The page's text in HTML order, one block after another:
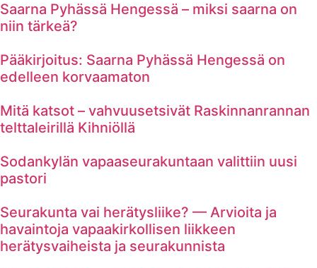
Saarna Pyhässä Hengessä – miksi saarna on
niin tärkeä?
Pääkirjoitus: Saarna Pyhässä Hengessä on
edelleen korvaamaton
Mitä katsot – vahvuusetsivät Raskinnanrannan
telttaleirillä Kihniöllä
Sodankylän vapaaseurakuntaan valittiin uusi
pastori
Seurakunta vai herätysliike? — Arvioita ja
havaintoja vapaakirkollisen liikkeen
herätysvaiheista ja seurakunnista